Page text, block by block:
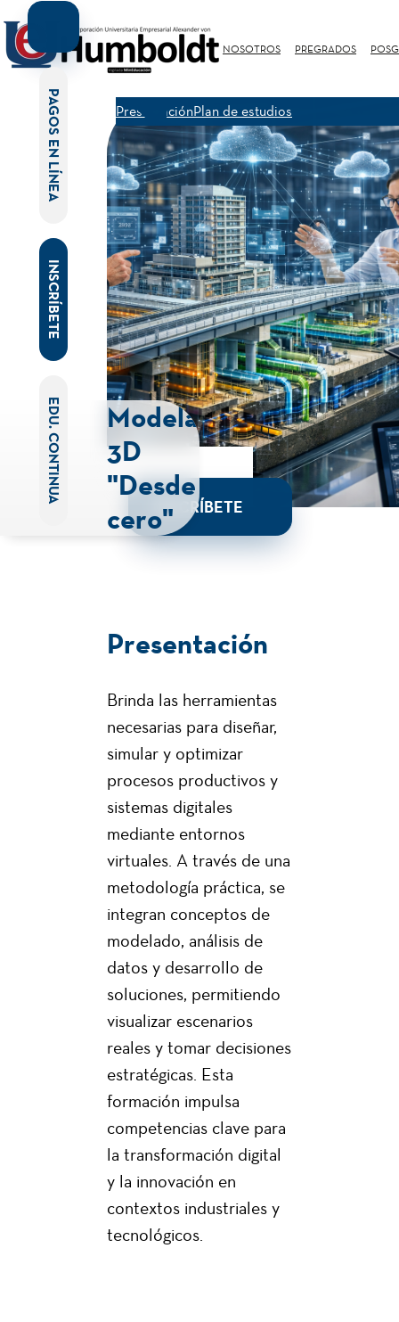
NOSOTROS PREGRADOS
PresentaciónPlan de estudios
Modelado
3D
"Desde
cero"INSCRÍBETE
Presentación
Brinda las herramientas
necesarias para diseñar,
simular y optimizar
procesos productivos y
sistemas digitales
mediante entornos
virtuales. A través de una
metodología práctica, se
integran conceptos de
modelado, análisis de
datos y desarrollo de
soluciones, permitiendo
visualizar escenarios
reales y tomar decisiones
estratégicas. Esta
formación impulsa
competencias clave para
la transformación digital
y la innovación en
contextos industriales y
tecnológicos.
PAGOS EN LÍNEA
INSCRÍBETE
EDU. CONTINUA